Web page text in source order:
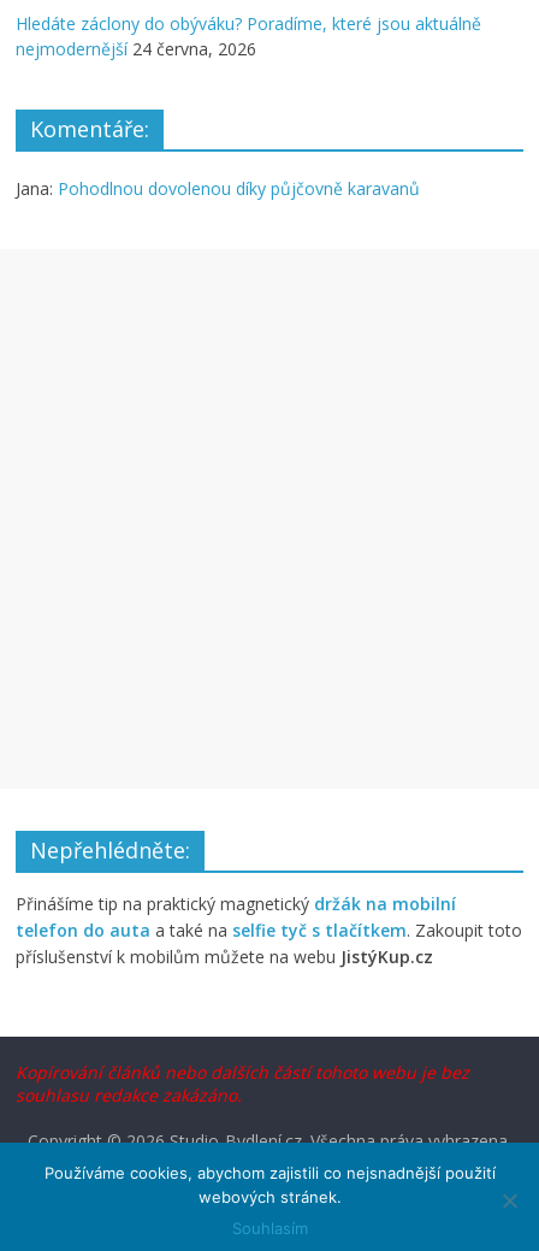
Hledáte záclony do obýváku? Poradíme, které jsou aktuálně
nejmodernější 24 června, 2026
Komentáře:
Jana: Pohodlnou dovolenou díky půjčovně karavanů
Nepřehlédněte:
Přinášíme tip na praktický magnetický držák na mobilní
telefon do auta a také na selfie tyč s tlačítkem. Zakoupit toto
příslušenství k mobilům můžete na webu JistýKup.cz
Kopírování článků nebo dalších částí tohoto webu je bez
souhlasu redakce zakázáno.
Copyright © 2026Studio-Bydlení.cz. Všechna práva vyhrazena.
Šablona: ColorMag od
ThemeGrill . Používáme WordPress(v
češtině).
Používáme cookies, abychom zajistili co nejsnadnější použití
webových stránek.
Souhlasím